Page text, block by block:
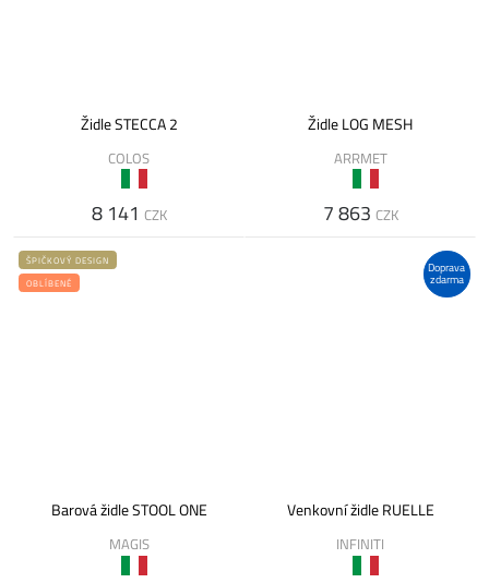
Židle STECCA 2
COLOS
8 141 CZK
Židle LOG MESH
ARRMET
7 863 CZK
ŠPIČKOVÝ DESIGN
OBLÍBENÉ
Barová židle STOOL ONE
MAGIS
Doprava
zdarma
Venkovní židle RUELLE
INFINITI